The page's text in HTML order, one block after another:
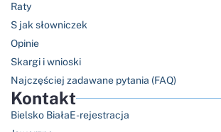
Raty
S jak słowniczek
Opinie
Skargi i wnioski
Najczęściej zadawane pytania (FAQ)
Kontakt
Bielsko BiałaE-rejestracja